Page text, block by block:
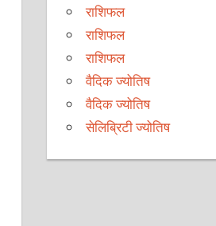
राशिफल
राशिफल
राशिफल
वैदिक ज्योतिष
वैदिक ज्योतिष
सेलिब्रिटी ज्योतिष